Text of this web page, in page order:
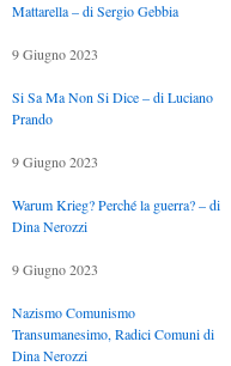
Mattarella – di Sergio Gebbia
9 Giugno 2023
Si Sa Ma Non Si Dice – di Luciano
Prando
9 Giugno 2023
Warum Krieg? Perché la guerra? – di
Dina Nerozzi
9 Giugno 2023
Nazismo Comunismo
Transumanesimo, Radici Comuni di
Dina Nerozzi